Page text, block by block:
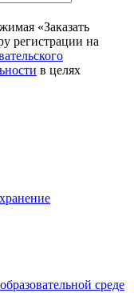
«Заказать
регистрации на
в целях
среде